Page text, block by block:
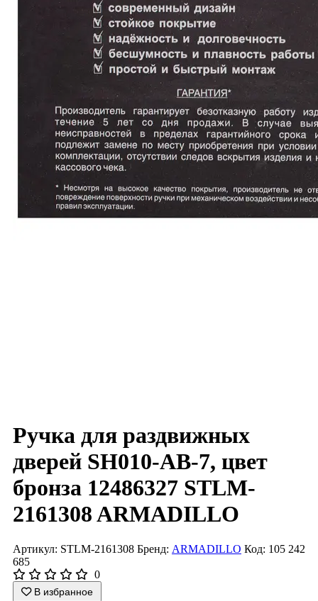
Ручка для раздвижных
дверей SH010-AB-7, цвет
бронза 12486327 STLM-
2161308 ARMADILLO
Артикул: STLM-2161308 Бренд: ARMADILLO Код: 105 242
685
0
В избранное